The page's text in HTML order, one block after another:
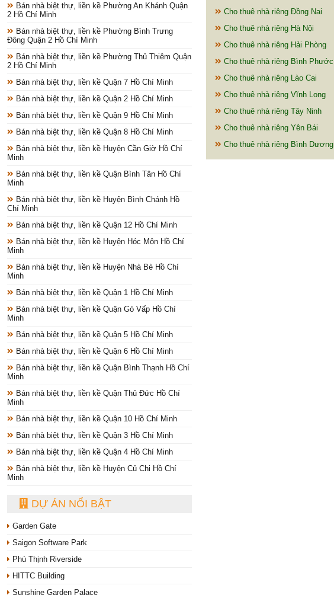
Bán nhà biệt thự, liền kề Phường An Khánh Quận
2 Hồ Chí Minh
Bán nhà biệt thự, liền kề Phường Bình Trưng
Đông Quận 2 Hồ Chí Minh
Bán nhà biệt thự, liền kề Phường Thủ Thiêm Quận
2 Hồ Chí Minh
Bán nhà biệt thự, liền kề Quận 7 Hồ Chí Minh
Bán nhà biệt thự, liền kề Quận 2 Hồ Chí Minh
Bán nhà biệt thự, liền kề Quận 9 Hồ Chí Minh
Bán nhà biệt thự, liền kề Quận 8 Hồ Chí Minh
Bán nhà biệt thự, liền kề Huyện Cần Giờ Hồ Chí
Minh
Bán nhà biệt thự, liền kề Quận Bình Tân Hồ Chí
Minh
Bán nhà biệt thự, liền kề Huyện Bình Chánh Hồ
Chí Minh
Bán nhà biệt thự, liền kề Quận 12 Hồ Chí Minh
Bán nhà biệt thự, liền kề Huyện Hóc Môn Hồ Chí
Minh
Bán nhà biệt thự, liền kề Huyện Nhà Bè Hồ Chí
Minh
Bán nhà biệt thự, liền kề Quận 1 Hồ Chí Minh
Bán nhà biệt thự, liền kề Quận Gò Vấp Hồ Chí
Minh
Bán nhà biệt thự, liền kề Quận 5 Hồ Chí Minh
Bán nhà biệt thự, liền kề Quận 6 Hồ Chí Minh
Bán nhà biệt thự, liền kề Quận Bình Thạnh Hồ Chí
Minh
Bán nhà biệt thự, liền kề Quận Thủ Đức Hồ Chí
Minh
Bán nhà biệt thự, liền kề Quận 10 Hồ Chí Minh
Bán nhà biệt thự, liền kề Quận 3 Hồ Chí Minh
Bán nhà biệt thự, liền kề Quận 4 Hồ Chí Minh
Bán nhà biệt thự, liền kề Huyện Củ Chi Hồ Chí
Minh
DỰ ÁN NỔI BẬT
Garden Gate
Saigon Software Park
Phú Thịnh Riverside
HITTC Building
Sunshine Garden Palace
Cho thuê nhà riêng Đồng Nai
Cho thuê nhà riêng Hà Nội
Cho thuê nhà riêng Hải Phòng
Cho thuê nhà riêng Bình Phước
Cho thuê nhà riêng Lào Cai
Cho thuê nhà riêng Vĩnh Long
Cho thuê nhà riêng Tây Ninh
Cho thuê nhà riêng Yên Bái
Cho thuê nhà riêng Bình Dương